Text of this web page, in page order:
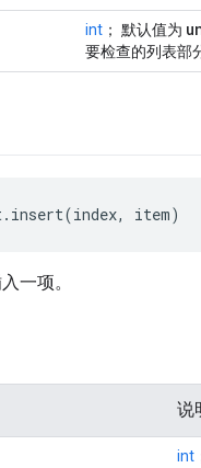
int ； 默认值为
要检查的列表部
item)
一项。
说
int